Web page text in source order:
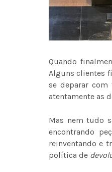
Quando
Alguns clientes
se deparar
atentamente as
Mas nem tudo
encontrando
reinventando e
política de